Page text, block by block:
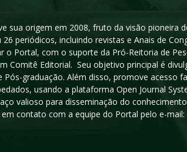
sua origem em 2008, fruto da visão pioneira
periódicos, incluindo revistas e Anais de
Portal, com o suporte da Pró-Reitoria de
Comitê Editorial. Seu objetivo principal é
graduação. Além disso, promove acesso
usando a plataforma Open Journal
valioso para disseminação do
contato com a equipe do Portal pelo e-mail: